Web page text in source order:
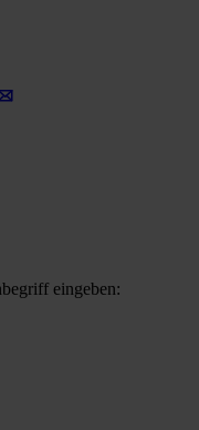
eingeben: